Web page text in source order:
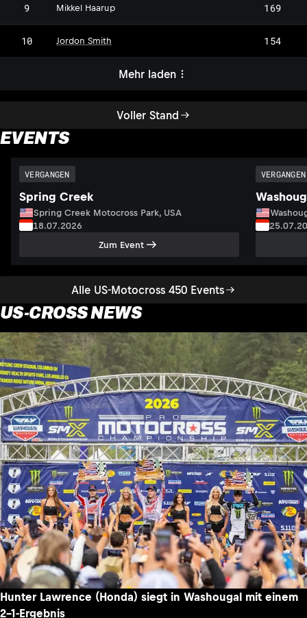
Voller Stand
9 MH
Mikkel Haarup 169
10 Jordon Smith 154
Mehr laden
EVENTS
Alle US-Motocross 450 Events
VERGANGEN
Spring Creek
Spring Creek Motocross Park, USA
18.07.2026
Zum Event
VERGANGEN
US-CROSS NEWS
Hunter Lawrence (Honda) siegt in Washougal mit einem
2-1-Ergebnis